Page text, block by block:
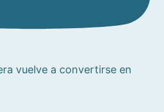
vuelve a convertirse en